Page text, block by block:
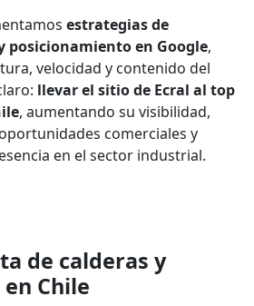
estrategias de
posicionamiento en Google,
velocidad y contenido del
llevar el sitio de Ecral al top
, aumentando su visibilidad,
comerciales y
en el sector industrial.
de calderas y
Chile